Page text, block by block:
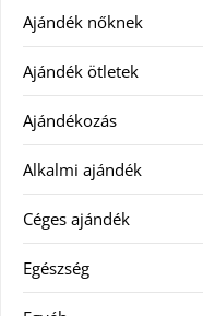
Ajándék nőknek
Ajándék ötletek
Ajándékozás
Alkalmi ajándék
Céges ajándék
Egészség